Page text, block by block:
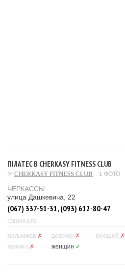
ПІЛАТЕС В CHERKASY FITNESS CLUB
CHERKASY FITNESS CLUB 1 ФОТО
ЧЕРКАССЫ
улица Дашкевича, 22
(067) 337-51-31, (093) 612-80-47
СЕКЦИЯ ДЛЯ
мальчиков ✗ девочек ✗ юношей ✗
мужчин ✗ женщин ✓